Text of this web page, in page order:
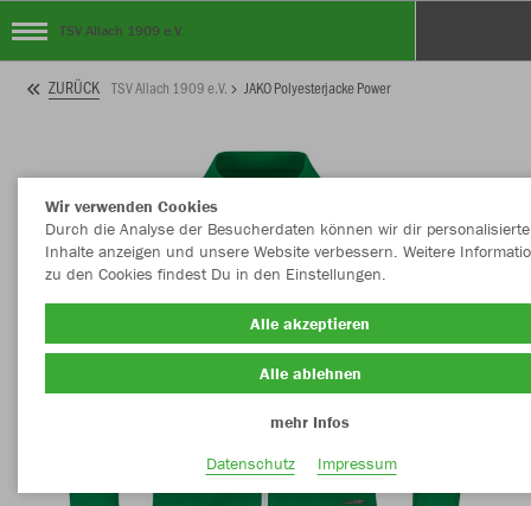
TSV Allach 1909 e.V.
ZURÜCK TSV Allach 1909 e.V. JAKO Polyesterjacke Power
Wir verwenden Cookies
Durch die Analyse der Besucherdaten können wir dir personalisierte
Inhalte anzeigen und unsere Website verbessern. Weitere
zu den Cookies findest Du in den Einstellungen.
Alle akzeptieren
Alle ablehnen
mehr Infos
Datenschutz
Impressum